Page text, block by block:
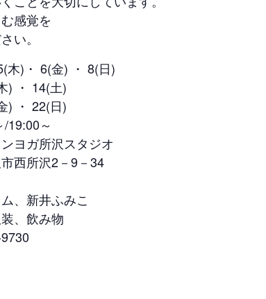
感覚を
い。
木)・ 6(金) ・ 8(日)
) ・ 14(土)
) ・ 22(日)
19:00～
ヨガ所沢スタジオ
西所沢2－9－34
、新井ふみこ
、飲み物